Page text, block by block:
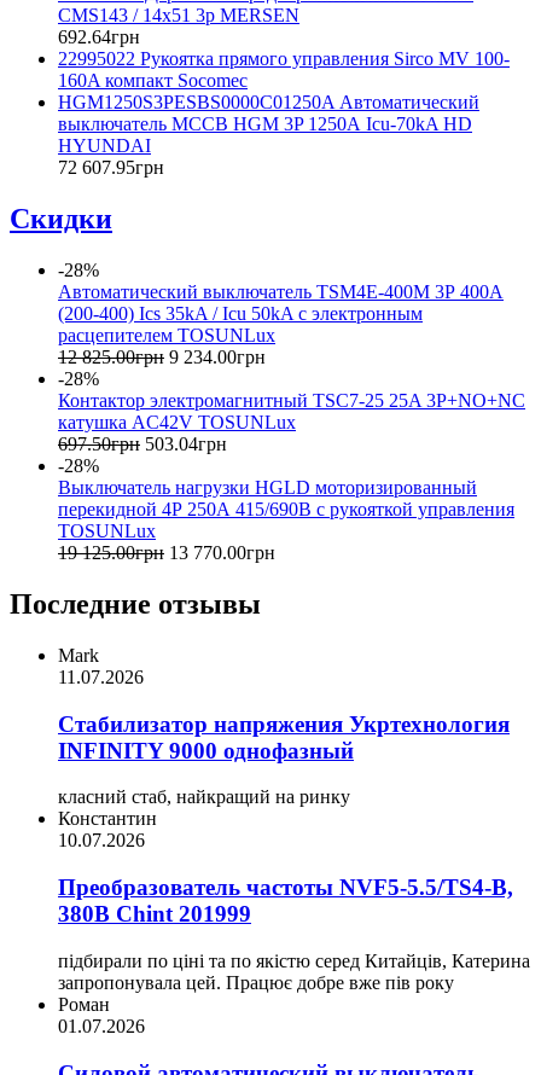
CMS143 / 14х51 3р MERSEN
692.64грн
22995022 Рукоятка прямого управления Sirco MV 100-
160A компакт Socomec
HGM1250S3PESBS0000C01250A Автоматический
выключатель MCCB HGM 3P 1250А Icu-70kA HD
HYUNDAI
72 607.95грн
Скидки
-28%
Автоматический выключатель TSM4Е-400M 3Р 400А
(200-400) Ics 35kA / Icu 50kA с электронным
расцепителем TOSUNLux
12 825.00грн 9 234.00грн
-28%
Контактор электромагнитный TSC7-25 25A 3P+NO+NC
катушка AC42V TOSUNLux
697.50грн 503.04грн
-28%
Выключатель нагрузки HGLD моторизированный
перекидной 4Р 250А 415/690В с рукояткой управления
TOSUNLux
19 125.00грн 13 770.00грн
Последние отзывы
Mark
11.07.2026
Стабилизатор напряжения Укртехнология
INFINITY 9000 однофазный
класний стаб, найкращий на ринку
Константин
10.07.2026
Преобразователь частоты NVF5-5.5/TS4-B,
380В Chint 201999
підбирали по ціні та по якістю серед Китайців, Катерина
запропонувала цей. Працює добре вже пів року
Роман
01.07.2026